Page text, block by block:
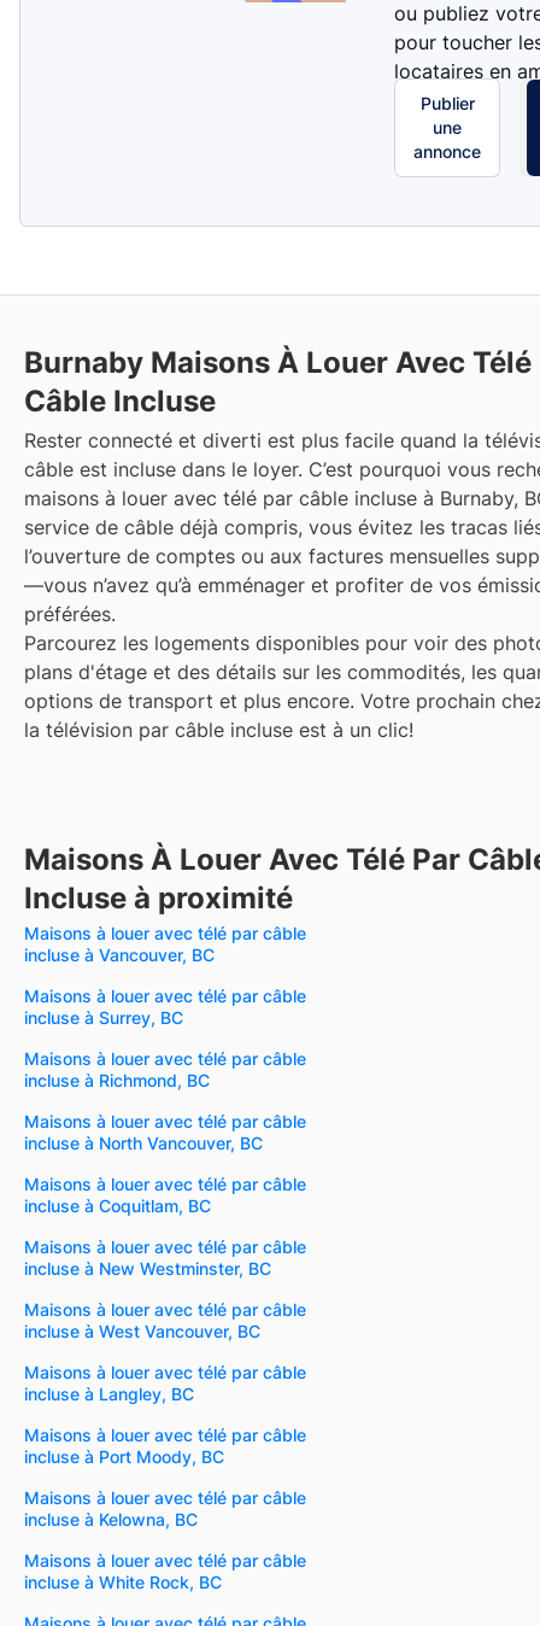
ou publiez
pour toucher
locataires en
Publier
une
annonce
Burnaby Maisons À Louer Avec Télé
Câble Incluse
Rester connecté et diverti est plus facile quand la
câble est incluse dans le loyer. C’est pourquoi vous
maisons à louer avec télé par câble incluse à Burnaby,
service de câble déjà compris, vous évitez les tracas
l’ouverture de comptes ou aux factures mensuelles
—vous n’avez qu’à emménager et profiter de vos
préférées.
Parcourez les logements disponibles pour voir des
plans d'étage et des détails sur les commodités, les
options de transport et plus encore. Votre prochain
la télévision par câble incluse est à un clic!
Maisons À Louer Avec Télé Par
Incluse à proximité
Maisons à louer avec télé par câble
incluse à Vancouver, BC
Maisons à louer avec télé par câble
incluse à Surrey, BC
Maisons à louer avec télé par câble
incluse à Richmond, BC
Maisons à louer avec télé par câble
incluse à North Vancouver, BC
Maisons à louer avec télé par câble
incluse à Coquitlam, BC
Maisons à louer avec télé par câble
incluse à New Westminster, BC
Maisons à louer avec télé par câble
incluse à West Vancouver, BC
Maisons à louer avec télé par câble
incluse à Langley, BC
Maisons à louer avec télé par câble
incluse à Port Moody, BC
Maisons à louer avec télé par câble
incluse à Kelowna, BC
Maisons à louer avec télé par câble
incluse à White Rock, BC